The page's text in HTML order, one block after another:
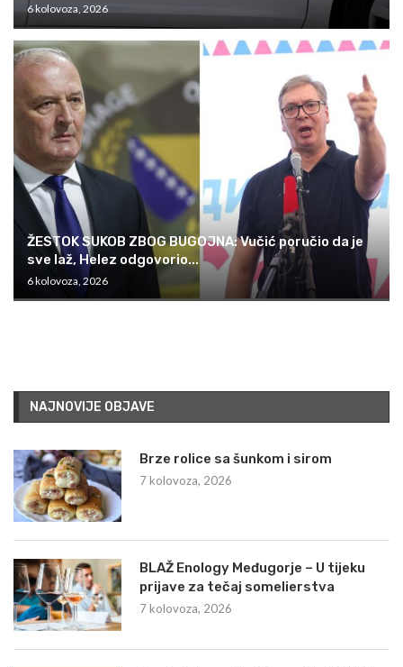
6 kolovoza, 2026
ŽESTOK SUKOB ZBOG BUGOJNA: Vučić poručio da je
sve laž, Helez odgovorio...
6 kolovoza, 2026
NAJNOVIJE OBJAVE
Brze rolice sa šunkom i sirom
7 kolovoza, 2026
BLAŽ Enology Međugorje – U tijeku
prijave za tečaj somelierstva
7 kolovoza, 2026